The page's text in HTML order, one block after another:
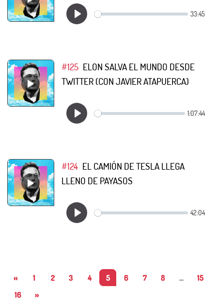
#125 ELON SALVA EL MUNDO DESDE
TWITTER (CON JAVIER ATAPUERCA)
#124 EL CAMIÓN DE TESLA LLEGA
LLENO DE PAYASOS
« 1 2 3 4 5 6 7 8 ...
15
16
»